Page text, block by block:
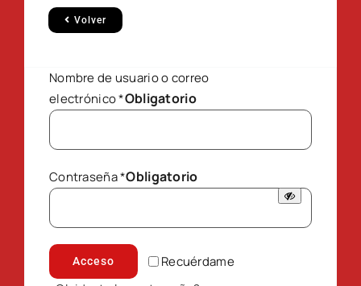
Volver
Nombre de usuario o correo
electrónico*Obligatorio
Contraseña*Obligatorio
Recuérdame
Acceso